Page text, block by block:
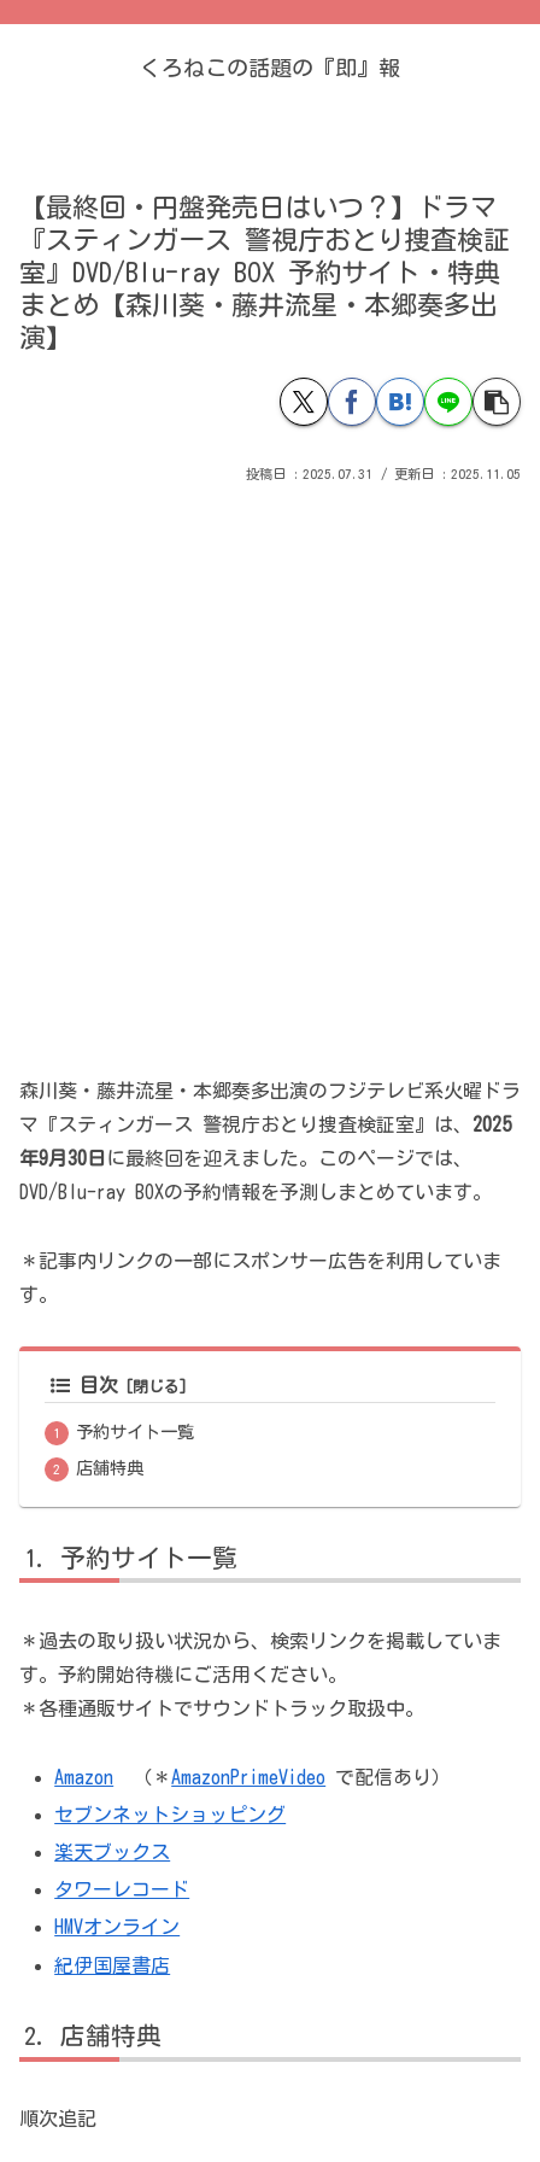
くろねこの話題の『即』報
【最終回・円盤発売日はいつ？】ドラマ
『スティンガース 警視庁おとり捜査検証
室』DVD/Blu-ray BOX 予約サイト・特典
まとめ【森川葵・藤井流星・本郷奏多出
演】
2025.07.31 2025.11.05
森川葵・藤井流星・本郷奏多出演のフジテレビ系火曜ドラ
マ『スティンガース 警視庁おとり捜査検証室』は、 2025
年9月30日 に最終回を迎えました。このページでは、
DVD/Blu-ray BOXの予約情報を予測しまとめています。
＊記事内リンクの一部にスポンサー広告を利用していま
す。
目次
予約サイト一覧
店舗特典
予約サイト一覧
＊過去の取り扱い状況から、検索リンクを掲載していま
す。予約開始待機にご活用ください。
＊各種通販サイトでサウンドトラック取扱中。
Amazon （＊AmazonPrimeVideo で配信あり）
セブンネットショッピング
楽天ブックス
タワーレコード
HMVオンライン
紀伊国屋書店
店舗特典
順次追記